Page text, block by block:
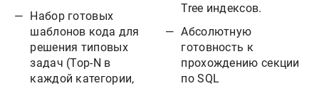
Набор готовых
шаблонов кода для
решения типовых
задач (Top-N в
каждой категории,
Tree индексов.
Абсолютную
готовность к
прохождению секции
по SQL